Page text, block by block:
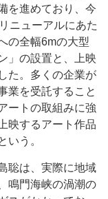
を進めており、今
ニューアルにあた
の全幅6mの大型
」の設置と、上映
た。多くの企業が
業を受託すること
ートの取組みに強
映するアート作品
いう。
聡は、実際に地域
鳴門海峡の渦潮の